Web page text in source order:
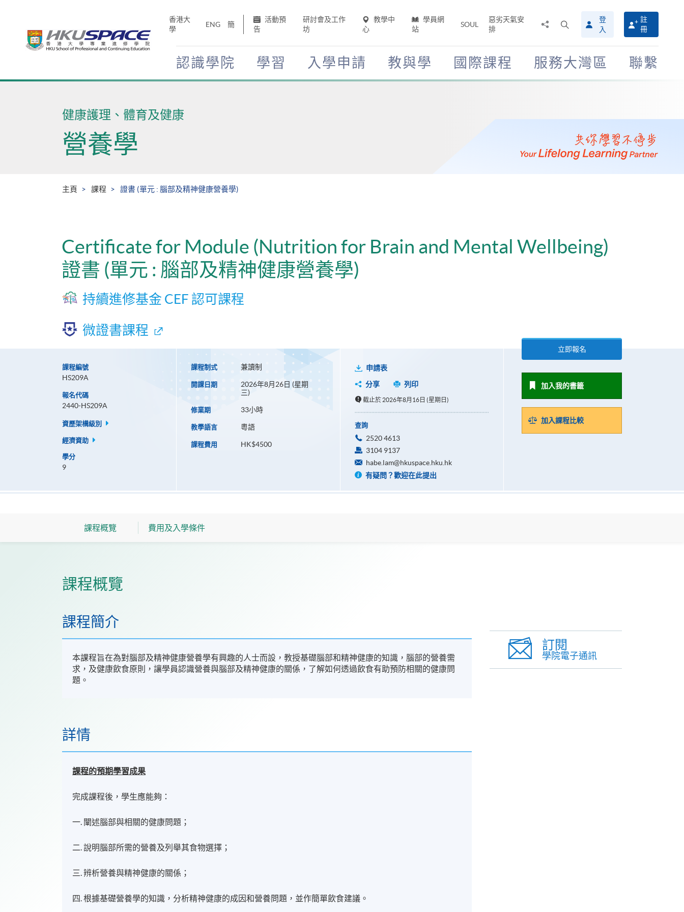
香港大
學
ENG 簡
活動預
告
研討會及工作
坊
教學中
心
學員網
站
SOUL
惡劣天氣安
排
搜
尋
介
面
登
入
註
冊
認識學院 學習 入學申請 教與學 國際課程 服務大灣區 聯繫
Main
健康護理、體育及健康
營養學
主頁 課程 證書 (單元 : 腦部及精神健康營養學)
Certificate for Module (Nutrition for Brain and Mental Wellbeing)
證書 (單元 : 腦部及精神健康營養學)
持續進修基金 CEF 認可課程
微證書課程
課程編號
HS209A
報名代碼
2440-HS209A
資歷架構級別
經濟資助
學分
9
課程制式 兼讀制
開課日期
2026年8月26日 (星期
三)
修業期 33小時
教學語言 粵語
課程費用 HK$4500
申請表
分享
列印
截止於 2026年8月16日 (星期日)
查詢
2520 4613
3104 9137
habe.lam@hkuspace.hku.hk
有疑問？歡迎在此提出
立即報名
加入我的書籤
加入課程比較
課程概覽 費用及入學條件
課程概覽
課程簡介
本課程旨在為對腦部及精神健康營養學有興趣的人士而設，教授基礎腦部和精神健康的知識，腦部的營養需
求，及健康飲食原則，讓學員認識營養與腦部及精神健康的關係，了解如何透過飲食有助預防相關的健康問
題。
詳情
課程的預期學習成果
完成課程後，學生應能夠：
一. 闡述腦部與相關的健康問題；
二. 說明腦部所需的營養及列舉其食物選擇；
三. 辨析營養與精神健康的關係；
四. 根據基礎營養學的知識，分析精神健康的成因和營養問題，並作簡單飲食建議。
訂閱
學院電子通訊